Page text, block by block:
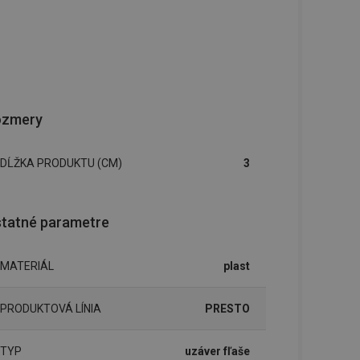
DĹŽKA PRODUKTU (CM) 3
parametre
MATERIÁL plast
PRODUKTOVÁ LÍNIA PRESTO
TYP uzáver fľaše